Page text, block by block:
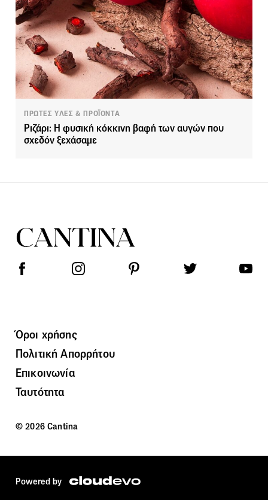
ΠΡΩΤΕΣ ΥΛΕΣ & ΠΡΟΪΟΝΤΑ
Ριζάρι: Η φυσική κόκκινη βαφή των αυγών που
σχεδόν ξεχάσαμε
Όροι χρήσης
Πολιτική Απορρήτου
Επικοινωνία
Ταυτότητα
© 2026 Cantina
Powered by